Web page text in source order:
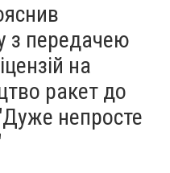
з передачею
на
ракет до
непросте